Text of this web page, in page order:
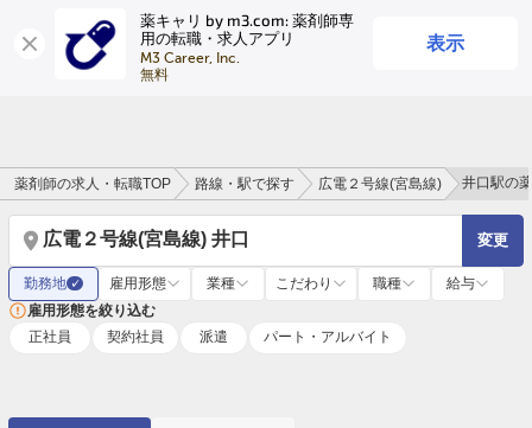
薬キャリ by m3.com: 薬剤師専
用の転職・求人アプリ
M3 Career, Inc.
無料
表示
ログイン
薬剤師の求人・転職TOP 路線・駅で探す 広電２号線(宮島線) 井口駅の
広電２号線(宮島線) 井口 変更
勤務地 ✓ 雇用形態 業種 こだわり 職種
給与
雇用形態を絞り込む
正社員
契約社員 派遣 パート・アルバイト